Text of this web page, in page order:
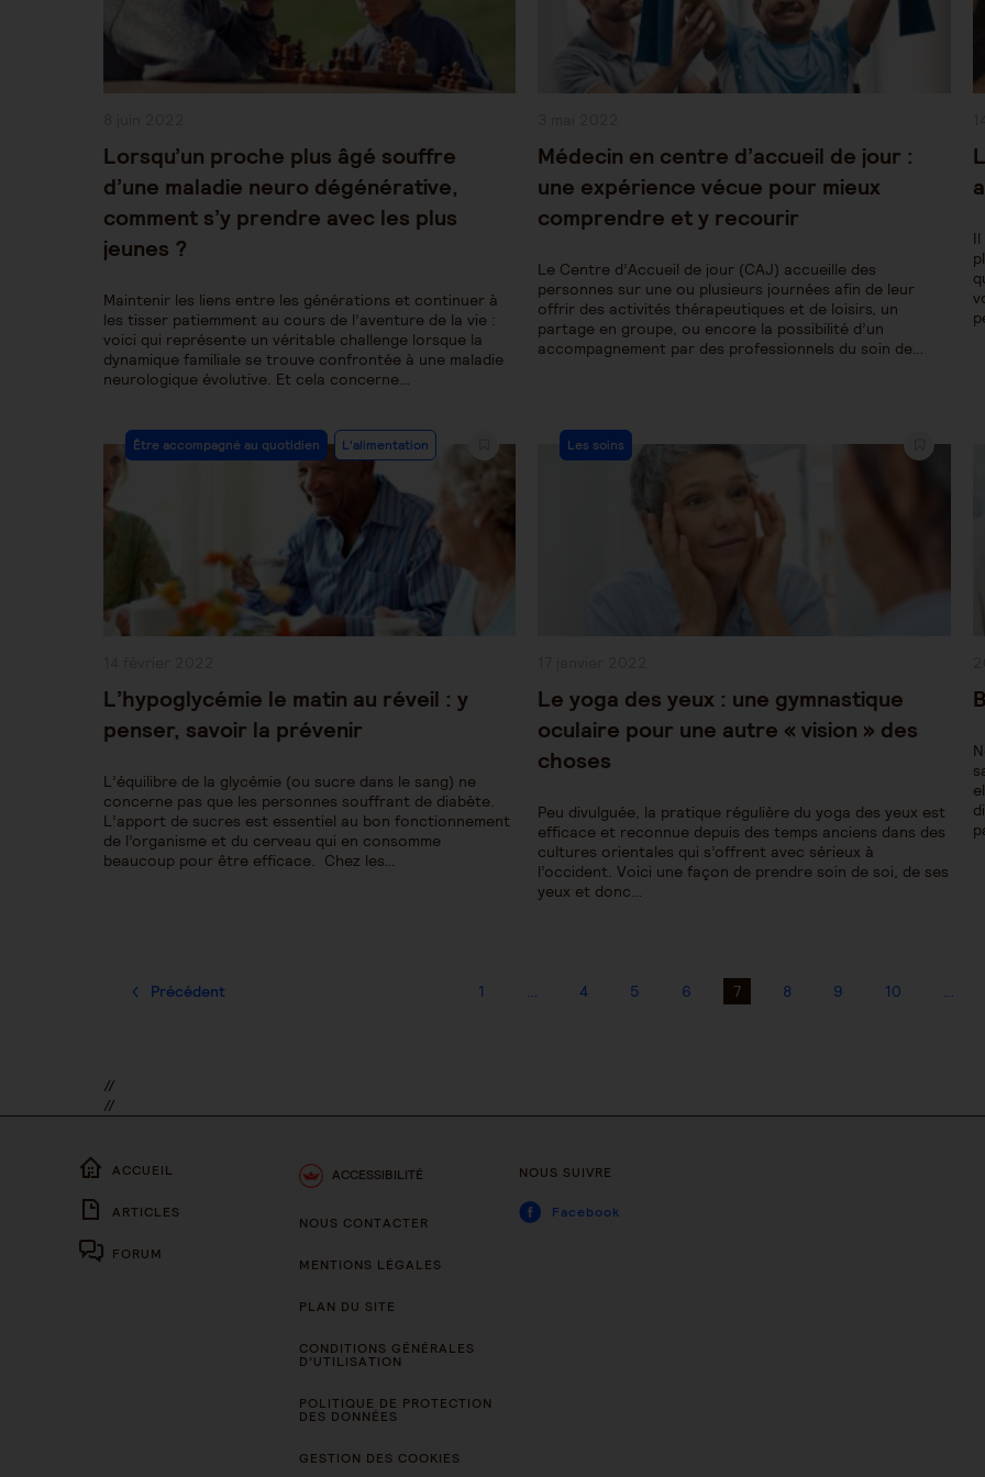
Lorsqu’un proche plus âgé souffre
d’une maladie neuro dégénérative,
comment s’y prendre avec les plus
jeunes ?
Maintenir les liens entre les générations et continuer à
les tisser patiemment au cours de l’aventure de la vie :
voici qui représente un véritable challenge lorsque la
dynamique familiale se trouve confrontée à une maladie
neurologique évolutive. Et cela concerne…
Médecin en centre d’accueil de jour :
une expérience vécue pour mieux
comprendre et y recourir
Le Centre d’Accueil de jour (CAJ) accueille des
personnes sur une ou plusieurs journées afin de leur
offrir des activités thérapeutiques et de loisirs, un
partage en groupe, ou encore la possibilité d’un
accompagnement par des professionnels du soin de…
Post
Category:
Être accompagné au quotidien L'alimentation
L’hypoglycémie le matin au réveil : y
penser, savoir la prévenir
L’équilibre de la glycémie (ou sucre dans le sang) ne
concerne pas que les personnes souffrant de diabète.
L’apport de sucres est essentiel au bon fonctionnement
de l’organisme et du cerveau qui en consomme
beaucoup pour être efficace. Chez les…
Post
Category:
Les soins
Le yoga des yeux : une gymnastique
oculaire pour une autre « vision » des
choses
Peu divulguée, la pratique régulière du yoga des yeux est
efficace et reconnue depuis des temps anciens dans des
cultures orientales qui s’offrent avec sérieux à
l’occident. Voici une façon de prendre soin de soi, de ses
yeux et donc…
Précédent 1 … 4 5 6 7 8 9 10 …
//
//
ACCUEIL
ARTICLES
FORUM
ACCESSIBILITÉ
NOUS CONTACTER
MENTIONS LÉGALES
PLAN DU SITE
CONDITIONS GÉNÉRALES
D’UTILISATION
POLITIQUE DE PROTECTION
DES DONNÉES
GESTION DES COOKIES
NOUS SUIVRE
Facebook